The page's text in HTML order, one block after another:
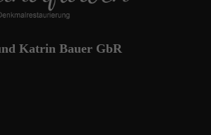
Katrin Bauer GbR